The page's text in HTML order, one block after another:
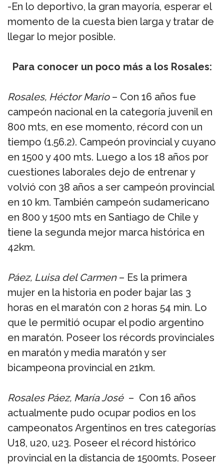
-En lo deportivo, la gran mayoría, esperar el
momento de la cuesta bien larga y tratar de
llegar lo mejor posible.
Para conocer un poco más a los Rosales:
Rosales, Héctor Mario– Con 16 años fue
campeón nacional en la categoría juvenil en
800 mts, en ese momento, récord con un
tiempo (1.56.2). Campeón provincial y cuyano
en 1500 y 400 mts. Luego a los 18 años por
cuestiones laborales dejo de entrenar y
volvió con 38 años a ser campeón provincial
en 10 km. También campeón sudamericano
en 800 y 1500 mts en Santiago de Chile y
tiene la segunda mejor marca histórica en
42km.
Páez, Luisa del Carmen– Es la primera
mujer en la historia en poder bajar las 3
horas en el maratón con 2 horas 54 min. Lo
que le permitió ocupar el podio argentino
en maratón. Poseer los récords provinciales
en maratón y media maratón y ser
bicampeona provincial en 21km.
Rosales Páez, María José– Con 16 años
actualmente pudo ocupar podios en los
campeonatos Argentinos en tres categorías
U18, u20, u23. Poseer el récord histórico
provincial en la distancia de 1500mts. Poseer